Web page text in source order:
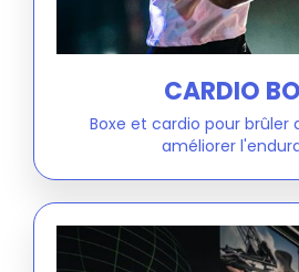
CARDIO
Boxe et cardio pour brûler
améliorer